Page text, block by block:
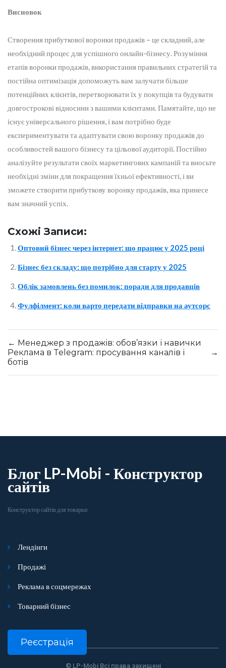
Висновок
Створення прибуткової воронки продажів – це складний, але
необхідний процес для успішного онлайн-бізнесу. Розуміння
етапів воронки продажів, використання правильних стратегій та
постійна оптимізація допоможуть вам залучати більше
потенційних клієнтів, перетворювати їх у покупців та будувати
довгострокові відносини з вашими клієнтами. Памятайте, що не
існує універсального рішення, і вам потрібно буде
експериментувати та адаптувати свою воронку продажів до
особливостей вашого бізнесу та цільової аудиторії. Постійно
аналізуйте результати своїх маркетингових кампаній та вносьте
необхідні зміни для покращення їхньої ефективності, і ви
зможете створити прибуткову воронку продажів, яка принесе
вам значний успіх.
Схожі Записи:
Оптовий бізнес через інтернет: що працює у 2025 році
Бізнес без складу: що потрібно для старту у 2025
Облік замовлень без помилок: поради для продавців
Фулфілмент: коли варто передати відправки на аутсорс
← Менеджер з продажів: обов’язки і навички
→
Реклама в Telegram: просування каналів і
ботів
Блог LP-Mobi - Конструктор
сайтів
Конструктор сайтів для товарки
Лендінги
Продажі
Реклама в соцмережах
Товарний бізнес
Реєстрація
© LP-Mobi Всі права захищені